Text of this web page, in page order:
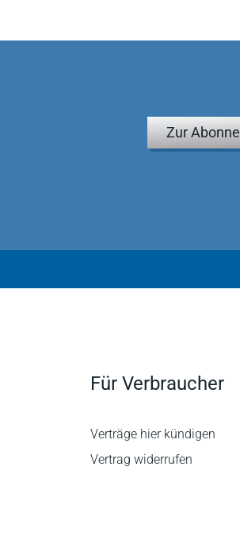
Zur
Für Verbraucher
Verträge hier kündigen
Vertrag widerrufen